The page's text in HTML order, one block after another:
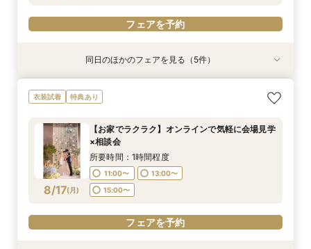
フェアを予約
特典あり
8/16(日)
<少人数婚に◎>豪華コース試食×アットホーム相
談会*宿泊特典付
9:30〜
フェアを予約
衣装試着 特典あり
8/16(日)
◇人気フェア◇フィレ肉含む特選4品試食×最新
演出体験フェア
9:30〜
フェアを予約
特典あり
8/16(日)
【お家でラクラク】オンラインで気軽に会場見学
×相談会
11:00〜
15:00〜
フェアを予約
8/16(日)
＼サクッと60分で結婚式のことがわかる／時短
ウエディングフェア
9:30〜
フェアを予約
衣装試着 特典あり
8/16(日)
※大人気フェア2組限定※＼デザートビュッフェ体
験付き／おもてなし相談会
13:00〜
フェアを予約
同日のほかのフェアを見る（5件）
衣装試着 特典あり
8/17(月)
【お家でラクラク】オンラインで気軽に会場見学
×相談会
所要時間：1時間程度
11:00〜
13:00〜
15:00〜
フェアを予約